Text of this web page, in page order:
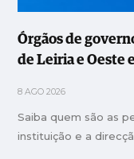
Órgãos de
de Leiria e Oeste
8 AGO 2026
Saiba quem são as
instituição e a